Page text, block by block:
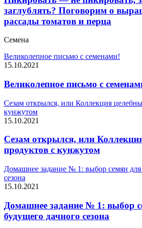
заглублять? Поговорим о
рассады томатов и перца
Семена
Великолепное письмо с семенами!
15.10.2021
Великолепное письмо с
Сезам открылся, или Коллекция
кунжутом
15.10.2021
Сезам открылся, или
продуктов с кунжутом
Домашнее задание № 1: выбор семян для
сезона
15.10.2021
Домашнее задание № 1: выбор
будущего дачного сезона